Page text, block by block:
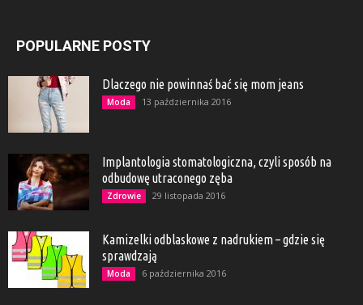
POPULARNE POSTY
Dlaczego nie powinnaś bać się mom jeans
Moda 13 października 2016
Implantologia stomatologiczna, czyli sposób na
odbudowę utraconego zęba
Zdrowie 29 listopada 2016
Kamizelki odblaskowe z nadrukiem – gdzie się
sprawdzają
Moda 6 października 2016